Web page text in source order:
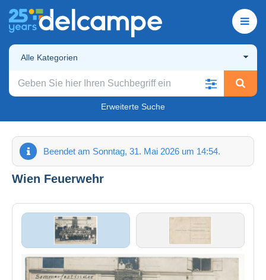
Alle Kategorien
Erweiterte Suche
Beendet am Sonntag, 31. Mai 2026 um 14:54.
Wien Feuerwehr